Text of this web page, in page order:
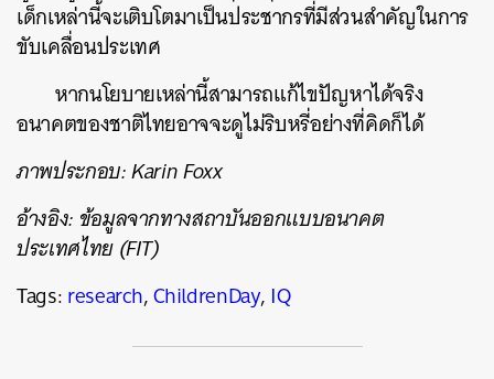
เด็กเหล่านี้จะเติบโตมาเป็นประชากรที่มีส่วนสำคัญในการ
ขับเคลื่อนประเทศ
หากนโยบายเหล่านี้สามารถแก้ไขปัญหาได้จริง
อนาคตของชาติไทยอาจจะดูไม่ริบหรี่อย่างที่คิดก็ได้
ภาพประกอบ: Karin Foxx
อ้างอิง: ข้อมูลจากทางสถาบันออกแบบอนาคต
ประเทศไทย (FIT)
Tags:research,ChildrenDay, IQ